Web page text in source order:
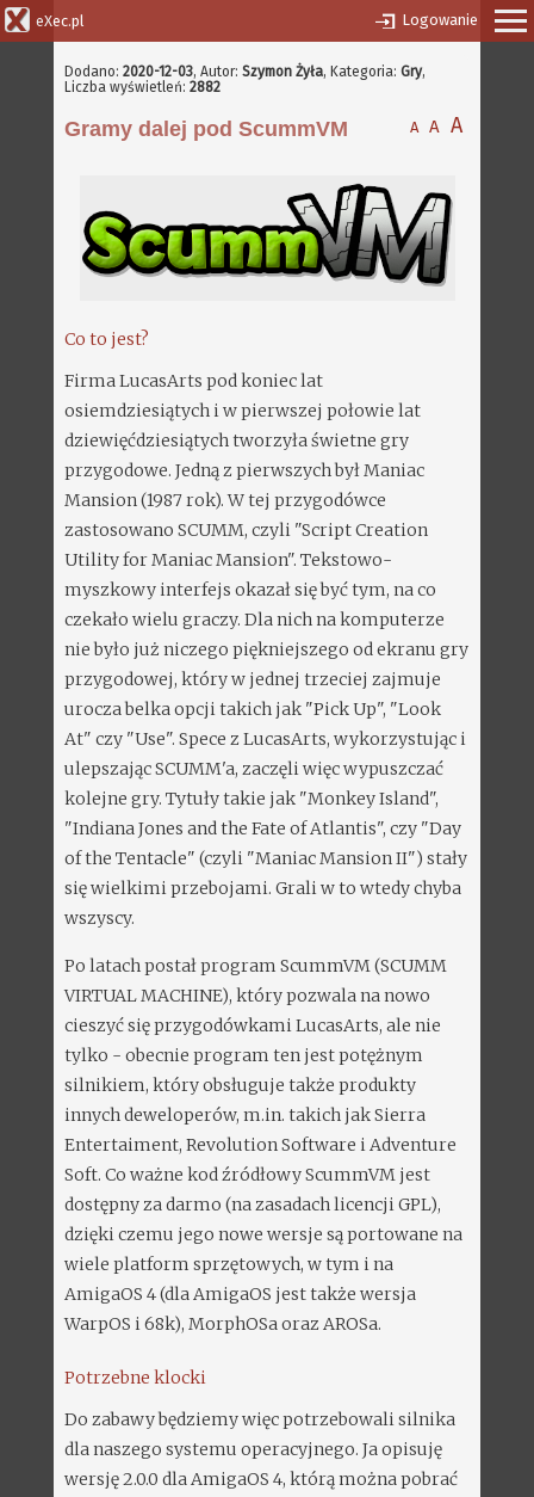
eXec.pl Logowanie
Dodano: 2020-12-03, Autor: Szymon Żyła, Kategoria: Gry,
Liczba wyświetleń: 2882
A A A
Gramy dalej pod ScummVM
Co to jest?
Firma LucasArts pod koniec lat
osiemdziesiątych i w pierwszej połowie lat
dziewięćdziesiątych tworzyła świetne gry
przygodowe. Jedną z pierwszych był Maniac
Mansion (1987 rok). W tej przygodówce
zastosowano SCUMM, czyli "Script Creation
Utility for Maniac Mansion". Tekstowo-
myszkowy interfejs okazał się być tym, na co
czekało wielu graczy. Dla nich na komputerze
nie było już niczego piękniejszego od ekranu gry
przygodowej, który w jednej trzeciej zajmuje
urocza belka opcji takich jak "Pick Up", "Look
At" czy "Use". Spece z LucasArts, wykorzystując i
ulepszając SCUMM'a, zaczęli więc wypuszczać
kolejne gry. Tytuły takie jak "Monkey Island",
"Indiana Jones and the Fate of Atlantis", czy "Day
of the Tentacle" (czyli "Maniac Mansion II") stały
się wielkimi przebojami. Grali w to wtedy chyba
wszyscy.
Po latach postał program ScummVM (SCUMM
VIRTUAL MACHINE), który pozwala na nowo
cieszyć się przygodówkami LucasArts, ale nie
tylko - obecnie program ten jest potężnym
silnikiem, który obsługuje także produkty
innych deweloperów, m.in. takich jak Sierra
Entertaiment, Revolution Software i Adventure
Soft. Co ważne kod źródłowy ScummVM jest
dostępny za darmo (na zasadach licencji GPL),
dzięki czemu jego nowe wersje są portowane na
wiele platform sprzętowych, w tym i na
AmigaOS 4 (dla AmigaOS jest także wersja
WarpOS i 68k), MorphOSa oraz AROSa.
Potrzebne klocki
Do zabawy będziemy więc potrzebowali silnika
dla naszego systemu operacyjnego. Ja opisuję
wersję 2.0.0 dla AmigaOS 4, którą można pobrać